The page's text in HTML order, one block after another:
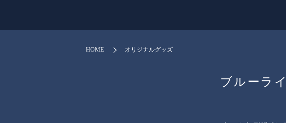
HOME オリジナルグッズ
ブルーラ